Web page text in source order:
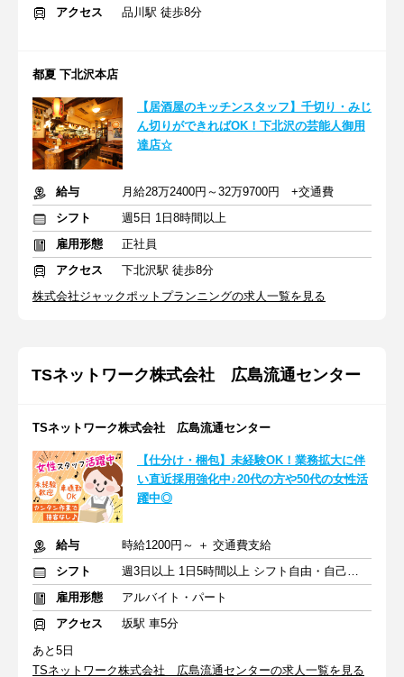
アクセス
品川駅 徒歩8分
都夏 下北沢本店
【居酒屋のキッチンスタッフ】千切り・みじ
ん切りができればOK！下北沢の芸能人御用
達店☆
給与
月給28万2400円～32万9700円 +交通費
シフト
週5日 1日8時間以上
雇用形態
正社員
アクセス
下北沢駅 徒歩8分
株式会社ジャックポットプランニングの求人一覧を見る
TSネットワーク株式会社 広島流通センター
TSネットワーク株式会社 広島流通センター
【仕分け・梱包】未経験OK！業務拡大に伴
い直近採用強化中♪20代の方や50代の女性活
躍中◎
給与
時給1200円～ ＋ 交通費支給
シフト
週3日以上 1日5時間以上 シフト自由・自己申告
雇用形態
アルバイト・パート
アクセス
坂駅 車5分
あと5日
TSネットワーク株式会社 広島流通センターの求人一覧を見る